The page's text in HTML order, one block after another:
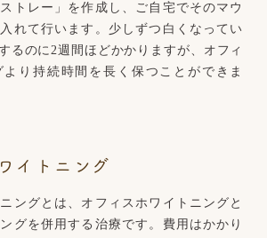
トレー」を作成し、ご自宅でそのマウ
れて行います。少しずつ白くなってい
るのに2週間ほどかかりますが、オフィ
り持続時間を長く保つことができま
イトニング
ングとは、オフィスホワイトニングと
グを併用する治療です。費用はかかり